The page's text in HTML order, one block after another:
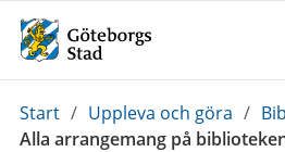
Du
är
Start / Uppleva och göra /
Alla arrangemang på